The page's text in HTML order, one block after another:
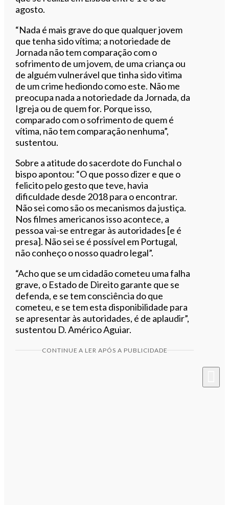
agosto.
“Nada é mais grave do que qualquer jovem
que tenha sido vítima; a notoriedade de
Jornada não tem comparação com o
sofrimento de um jovem, de uma criança ou
de alguém vulnerável que tinha sido vitima
de um crime hediondo como este. Não me
preocupa nada a notoriedade da Jornada, da
Igreja ou de quem for. Porque isso,
comparado com o sofrimento de quem é
vítima, não tem comparação nenhuma”,
sustentou.
Sobre a atitude do sacerdote do Funchal o
bispo apontou: “O que posso dizer e que o
felicito pelo gesto que teve, havia
dificuldade desde 2018 para o encontrar.
Não sei como são os mecanismos da justiça.
Nos filmes americanos isso acontece, a
pessoa vai-se entregar às autoridades [e é
presa]. Não sei se é possível em Portugal,
não conheço o nosso quadro legal”.
“Acho que se um cidadão cometeu uma falha
grave, o Estado de Direito garante que se
defenda, e se tem consciência do que
cometeu, e se tem esta disponibilidade para
se apresentar às autoridades, é de aplaudir”,
sustentou D. Américo Aguiar.
CONTINUE A LER APÓS A PUBLICIDADE